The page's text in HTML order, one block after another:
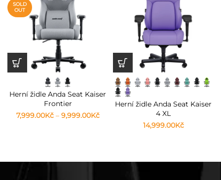
SOLD
OUT
Herní židle Anda Seat Kaiser
Frontier
7,999.00Kč– 9,999.00Kč
Herní židle Anda Seat Kaiser
4 XL
14,999.00Kč